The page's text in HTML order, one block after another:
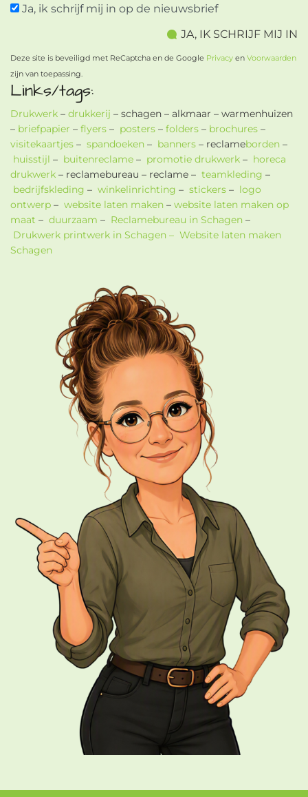
Ja, ik schrijf mij in op de nieuwsbrief
Deze site is beveiligd met ReCaptcha en de Google Privacy en Voorwaarden
zijn van toepassing.
Links/tags:
Drukwerk – drukkerij – schagen – alkmaar – warmenhuizen
– briefpapier – flyers – posters – folders – brochures –
visitekaartjes – spandoeken – banners – reclameborden –
huisstijl – buitenreclame – promotie drukwerk – horeca
drukwerk – reclamebureau – reclame – teamkleding –
bedrijfskleding – winkelinrichting – stickers – logo
ontwerp – website laten maken – website laten maken op
maat – duurzaam – Reclamebureau in Schagen –
Drukwerk printwerk in Schagen – Website laten maken
Schagen